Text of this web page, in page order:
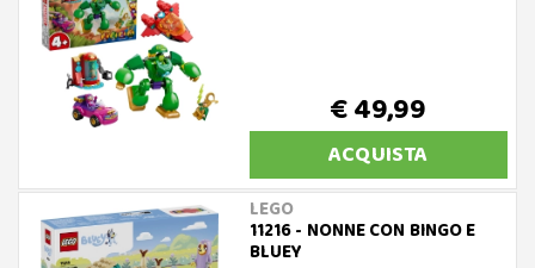
€ 49,99
ACQUISTA
LEGO
11216 - NONNE CON BINGO E
BLUEY